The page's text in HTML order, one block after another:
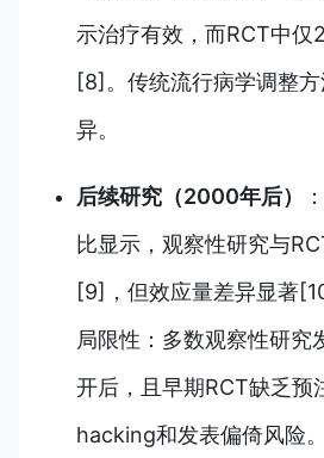
示治疗有效，而RCT中仅
[8]。传统流行病学调整
异。
后续研究（2000年后）
比显示，观察性研究与
[9]，但效应量差异显著
局限性：多数观察性研究
开后，且早期RCT缺乏预
hacking和发表偏倚风险。